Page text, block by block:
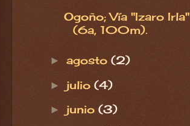
Ogoño; Vía "Izaro Irla"
(6a, 100m).
►agosto(2)
► julio(4)
► junio(3)